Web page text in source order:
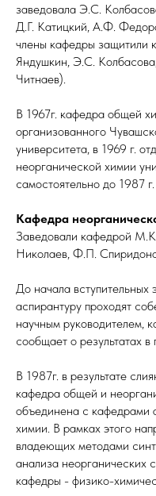
заведовала Э.С.
Д.Г. Катицкий, А.Ф.
члены кафедры защитили
Яндушкин, Э.С.
Читнаев).
В 1967г. кафедра общей
организованного
университета, в 1969 г.
неорганической химии
самостоятельно до 1987 г.
Кафедра
Заведовали кафедрой
Николаев, Ф.П.
До начала
аспирантуру проходят
научным руководителем,
сообщает о результатах
В 1987г. в результате
кафедра общей и
объединена с кафедрами
химии. В рамках этого
владеющих методами
анализа неорганических
кафедры - физико-